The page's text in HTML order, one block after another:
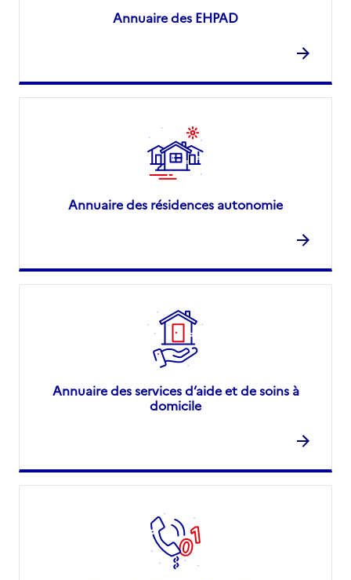
Annuaire des EHPAD
Annuaire des résidences autonomie
Annuaire des services d’aide et de soins à
domicile